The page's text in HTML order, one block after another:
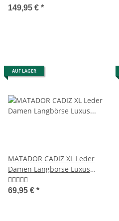
149,95 € *
AUF LAGER
MATADOR CADIZ XL Leder
Damen Langbörse Luxus
Geldbörse RFID
69,95 € *